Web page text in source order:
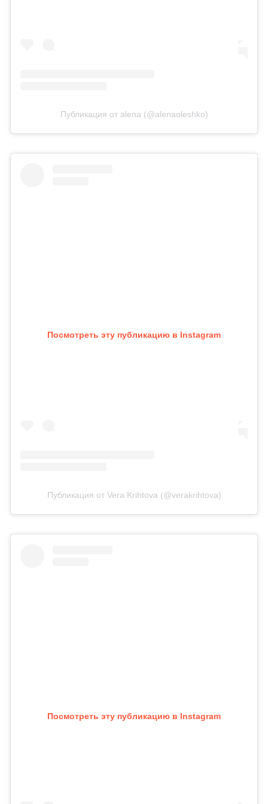
Публикация от alena (@alenaoleshko)
Посмотреть эту публикацию в Instagram
Публикация от Vera Krihtova (@verakrihtova)
Посмотреть эту публикацию в Instagram